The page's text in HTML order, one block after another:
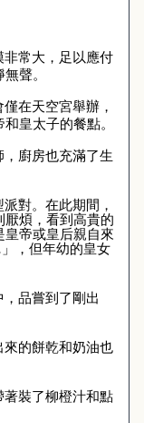
常大，足以應付
聲。
在天空宮舉辦，
皇太子的餐點。
廚房也充滿了生
對。在此期間，
煩，看到高貴的
帝或皇后親自來
，但年幼的皇女
品嘗到了剛出
的餅乾和奶油也
裝了柳橙汁和點